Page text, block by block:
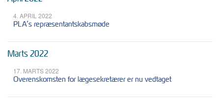
4. APRIL 2022
PLA’s repræsentantskabsmøde
Marts 2022
17. MARTS 2022
Overenskomsten for lægesekretærer er nu vedtaget